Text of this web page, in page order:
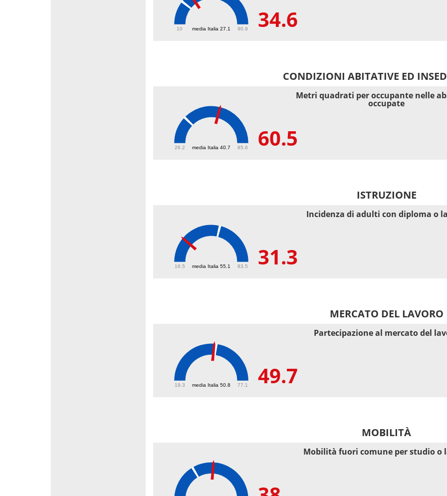
media Italia 27.1
10 90.9 34.6
CONDIZIONI ABITATIVE ED
media Italia 40.7
26.2 85.6 60.5
Metri quadrati per occupante nelle
occupate
ISTRUZIONE
media Italia 55.1
16.5 83.5 31.3
Incidenza di adulti con diploma o
MERCATO DEL LAVORO
media Italia 50.8
19.3 77.1 49.7
Partecipazione al mercato del
MOBILITÀ
Mobilità fuori comune per studio o